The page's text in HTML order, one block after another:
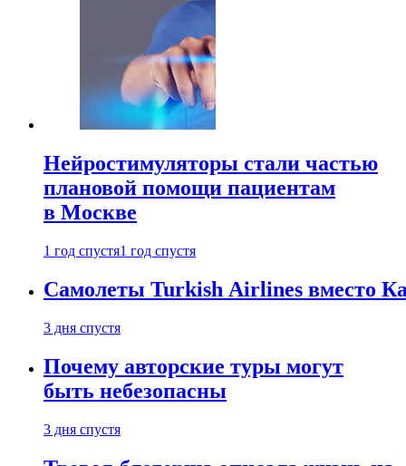
Нейростимуляторы стали частью
плановой помощи пациентам
в Москве
1 год спустя1 год спустя
Самолеты Turkish Airlines вместо
3 дня спустя
Почему авторские туры могут
быть небезопасны
3 дня спустя